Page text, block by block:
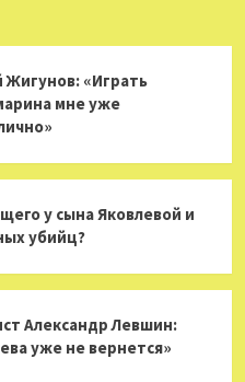
Жигунов: «Играть
мне уже
у сына Яковлевой и
убийц?
Александр Левшин:
уже не вернется»